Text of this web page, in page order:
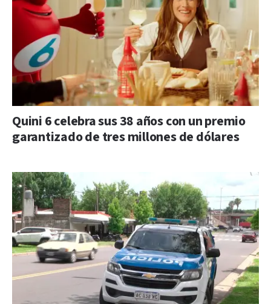
Quini 6 celebra sus 38 años con un premio
garantizado de tres millones de dólares